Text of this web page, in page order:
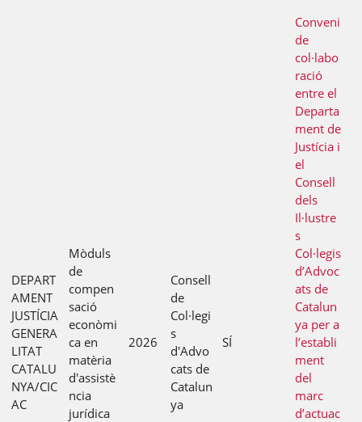
DEPART
AMENT
JUSTÍCIA
GENERA
LITAT
CATALU
NYA/CIC
AC
Mòduls
de
compen
sació
econòmi
ca en
matèria
d'assistè
ncia
jurídica
2026
Consell
de
Col·legi
s
d'Advo
cats de
Catalun
ya
SÍ
Conveni
de
col·labo
ració
entre el
Departa
ment de
Justícia i
el
Consell
dels
Il·lustre
s
Col·legis
d’Advoc
ats de
Catalun
ya per a
l’establi
ment
del
marc
d’actuac